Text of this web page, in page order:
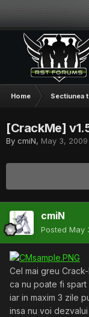
Home Sectiunea
[CrackMe]
By cmiN, May 3, 2009
cmiN
Posted May
Cel mai greu
ca nu poate fi spart
iar in maxim 3 zile
insa nu voi